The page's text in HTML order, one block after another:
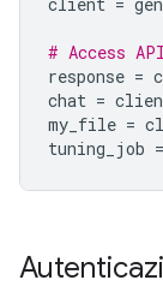
# Access
response =
chat =
my_file =
tuning_job =